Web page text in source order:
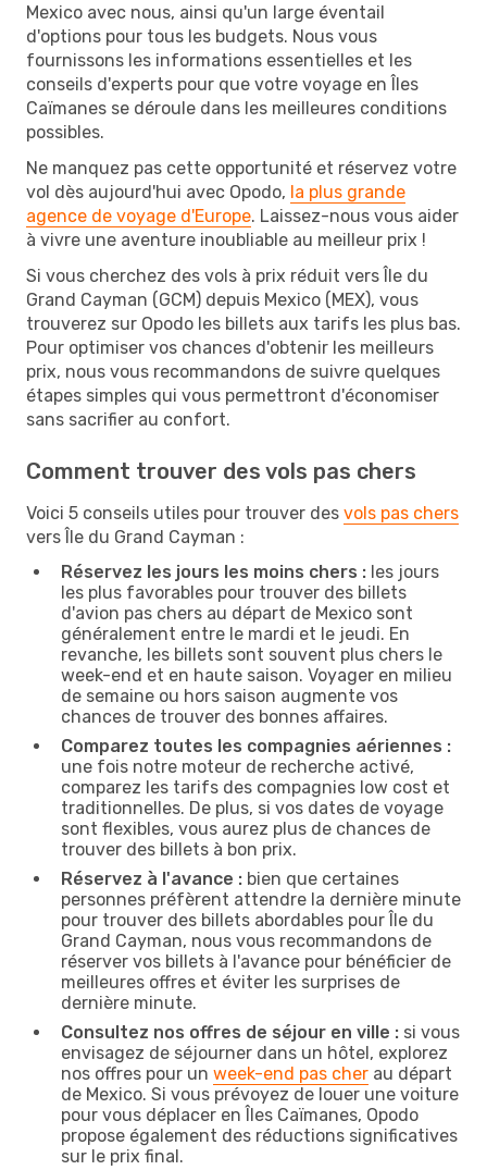
Mexico avec nous, ainsi qu'un large éventail
d'options pour tous les budgets. Nous vous
fournissons les informations essentielles et les
conseils d'experts pour que votre voyage en Îles
Caïmanes se déroule dans les meilleures conditions
possibles.
Ne manquez pas cette opportunité et réservez votre
vol dès aujourd'hui avec Opodo, la plus grande
agence de voyage d'Europe. Laissez-nous vous aider
à vivre une aventure inoubliable au meilleur prix !
Si vous cherchez des vols à prix réduit vers Île du
Grand Cayman (GCM) depuis Mexico (MEX), vous
trouverez sur Opodo les billets aux tarifs les plus bas.
Pour optimiser vos chances d'obtenir les meilleurs
prix, nous vous recommandons de suivre quelques
étapes simples qui vous permettront d'économiser
sans sacrifier au confort.
Comment trouver des vols pas chers
Voici 5 conseils utiles pour trouver des vols pas chers
vers Île du Grand Cayman :
Réservez les jours les moins chers : les jours
les plus favorables pour trouver des billets
d'avion pas chers au départ de Mexico sont
généralement entre le mardi et le jeudi. En
revanche, les billets sont souvent plus chers le
week-end et en haute saison. Voyager en milieu
de semaine ou hors saison augmente vos
chances de trouver des bonnes affaires.
Comparez toutes les compagnies aériennes :
une fois notre moteur de recherche activé,
comparez les tarifs des compagnies low cost et
traditionnelles. De plus, si vos dates de voyage
sont flexibles, vous aurez plus de chances de
trouver des billets à bon prix.
Réservez à l'avance : bien que certaines
personnes préfèrent attendre la dernière minute
pour trouver des billets abordables pour Île du
Grand Cayman, nous vous recommandons de
réserver vos billets à l'avance pour bénéficier de
meilleures offres et éviter les surprises de
dernière minute.
Consultez nos offres de séjour en ville : si vous
envisagez de séjourner dans un hôtel, explorez
nos offres pour un week-end pas cher au départ
de Mexico. Si vous prévoyez de louer une voiture
pour vous déplacer en Îles Caïmanes, Opodo
propose également des réductions significatives
sur le prix final.